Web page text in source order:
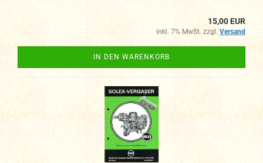
15,00 EUR
inkl. 7% MwSt. zzgl. Versand
IN DEN WARENKORB